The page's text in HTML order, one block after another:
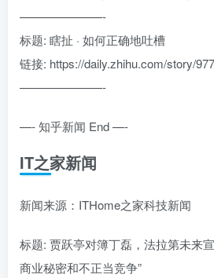
———————-
标题: 瞎扯 · 如何正确地吐槽
链接: https://daily.zhihu.com/story/
———————-
—- 知乎新闻 End —-
IT之家新闻
新闻来源：ITHome之家科技新闻
标题: 贾跃亭对簿丁磊，法拉第未来
商业秘密和不正当竞争”